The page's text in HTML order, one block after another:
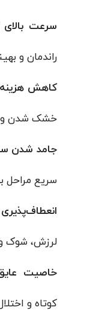
سرعت بالای
راندمان و
کاهش
خشک شدن و
جامد شدن
سریع مراحل
انعطاف‌پذیری
لرزش، شوک
خاصیت
کوتاه و